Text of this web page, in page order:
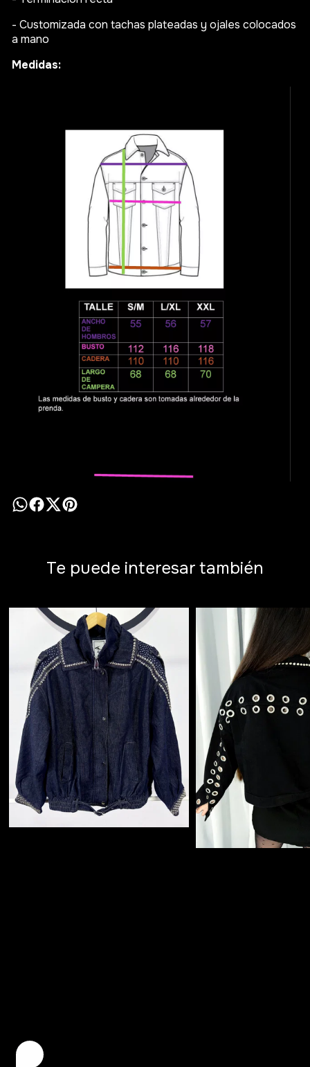
- Customizada con tachas plateadas y ojales colocados
a mano
Medidas:
Te puede interesar también